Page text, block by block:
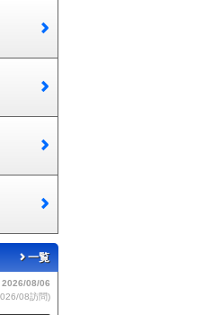
一覧
2026/08/05
08訪問)